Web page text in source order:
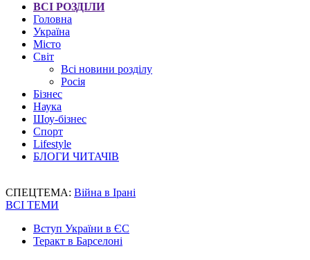
ВСІ РОЗДІЛИ
Головна
Україна
Місто
Світ
Всі новини розділу
Росія
Бізнес
Наука
Шоу-бізнес
Спорт
Lifestyle
БЛОГИ ЧИТАЧІВ
СПЕЦТЕМА: Війна в Ірані
ВСІ ТЕМИ
Вступ України в ЄС
Теракт в Барселоні